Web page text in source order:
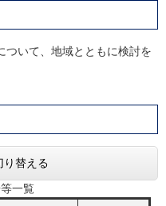
いて、地域とともに検討を
り替える
一覧